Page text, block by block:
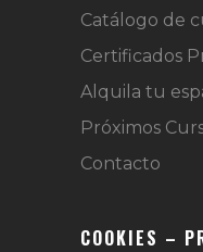
Catálogo de
Certificados
Alquila tu
Próximos
Contacto
COOKIES –